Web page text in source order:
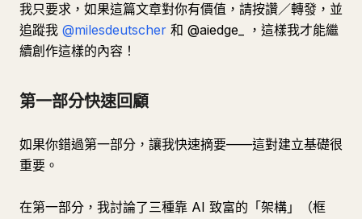
我只要求，如果這篇文章對你有價值，請按讚／轉發，並
追蹤我 @milesdeutscher 和 @aiedge_ ，這樣我才能繼
續創作這樣的內容！
第一部分快速回顧
如果你錯過第一部分，讓我快速摘要——這對建立基礎很
重要。
在第一部分，我討論了三種靠 AI 致富的「架構」（框